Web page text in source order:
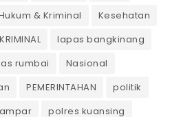
& Kriminal
Kesehatan
KRIMINAL
lapas bangkinang
rumbai
Nasional
PEMERINTAHAN
politik
polres kuansing